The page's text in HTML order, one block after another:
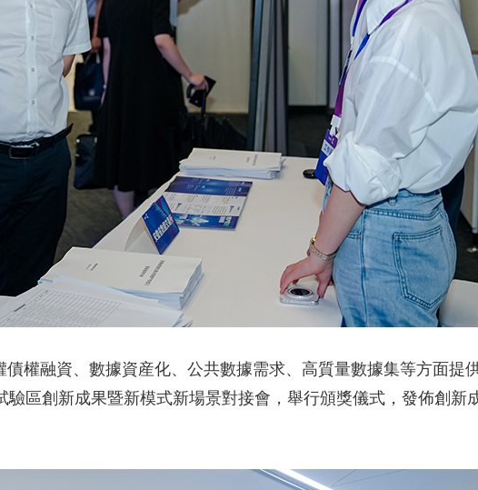
權融資、數據資産化、公共數據需求、高質量數據集等方面提
區創新成果暨新模式新場景對接會，舉行頒獎儀式，發佈創新